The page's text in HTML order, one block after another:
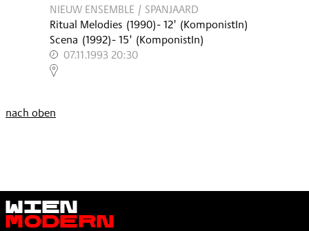
NIEUW ENSEMBLE / SPANJAARD
Ritual Melodies (1990)- 12' (KomponistIn)
Scena (1992)- 15' (KomponistIn)
07.11.1993 20:30
,
nach oben
Wien
Modern